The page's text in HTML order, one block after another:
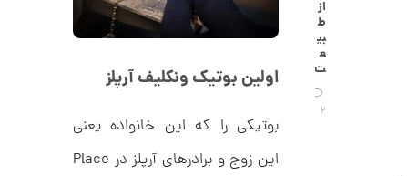
اولین بوتیک ونکلیف آرپلز
بوتیکی را که این خانواده یعنی
این زوج و برادرهای آرپلز در Place
از
ط
بی
ع
ت
2
R
8
8
0
ت
و
م